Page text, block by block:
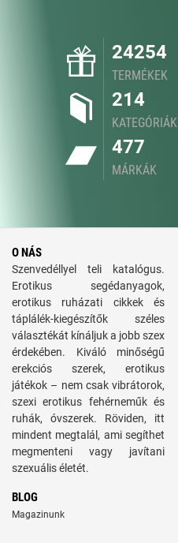
24254
TERMÉKEK
214
KATEGÓRIÁK
477
MÁRKÁK
O NÁS
Szenvedéllyel teli katalógus.
Erotikus segédanyagok,
erotikus ruházati cikkek és
táplálék-kiegészítők széles
választékát kínáljuk a jobb szex
érdekében. Kiváló minőségű
erekciós szerek, erotikus
játékok – nem csak vibrátorok,
szexi erotikus fehérneműk és
ruhák, óvszerek. Röviden, itt
mindent megtalál, ami segíthet
megmenteni vagy javítani
szexuális életét.
BLOG
Magazinunk